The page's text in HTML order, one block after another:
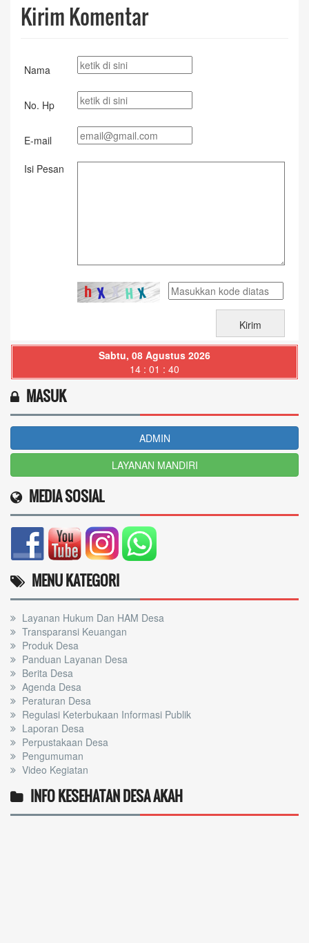
Kirim Komentar
Nama
No. Hp
E-mail
Isi Pesan
Sabtu, 08 Agustus 2026
14 : 01 : 41
MASUK
ADMIN
LAYANAN MANDIRI
MEDIA SOSIAL
MENU KATEGORI
Layanan Hukum Dan HAM Desa
Transparansi Keuangan
Produk Desa
Panduan Layanan Desa
Berita Desa
Agenda Desa
Peraturan Desa
Regulasi Keterbukaan Informasi Publik
Laporan Desa
Perpustakaan Desa
Pengumuman
Video Kegiatan
INFO KESEHATAN DESA AKAH